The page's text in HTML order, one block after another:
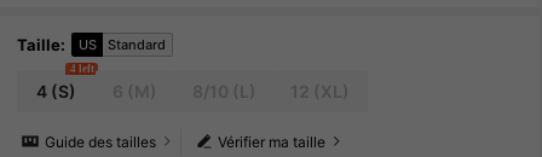
Taille: US Standard
4 (S)
4 left
Vérifier ma taille
Guide des tailles